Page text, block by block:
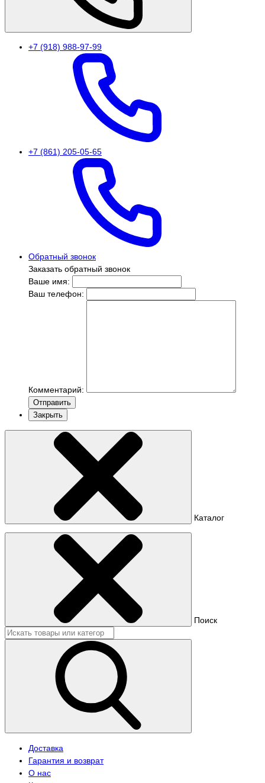
+7 (918) 988-97-99
+7 (861) 205-05-65
Обратный звонок
Заказать обратный звонок
Ваше имя:
Ваш телефон:
Комментарий:
Отправить
Закрыть
Каталог
Поиск
Доставка
Гарантия и возврат
О нас